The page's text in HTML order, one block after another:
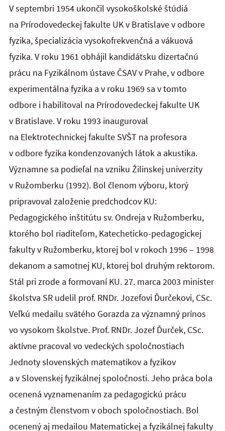
V septembri 1954 ukončil vysokoškolské štúdiá
na Prírodovedeckej fakulte UK v Bratislave v odbore
fyzika, špecializácia vysokofrekvenčná a vákuová
fyzika. V roku 1961 obhájil kandidátsku dizertačnú
prácu na Fyzikálnom ústave ČSAV v Prahe, v odbore
experimentálna fyzika a v roku 1969 sa v tomto
odbore i habilitoval na Prírodovedeckej fakulte UK
v Bratislave. V roku 1993 inauguroval
na Elektrotechnickej fakulte SVŠT na profesora
v odbore fyzika kondenzovaných látok a akustika.
Významne sa podieľal na vzniku Žilinskej univerzity
v Ružomberku (1992). Bol členom výboru, ktorý
pripravoval založenie predchodcov KU:
Pedagogického inštitútu sv. Ondreja v Ružomberku,
ktorého bol riaditeľom, Katecheticko-pedagogickej
fakulty v Ružomberku, ktorej bol v rokoch 1996 – 1998
dekanom a samotnej KU, ktorej bol druhým rektorom.
Stál pri zrode a formovaní KU. 27. marca 2003 minister
školstva SR udelil prof. RNDr. Jozefovi Ďurčekovi, CSc.
Veľkú medailu svätého Gorazda za významný prínos
vo vysokom školstve. Prof. RNDr. Jozef Ďurček, CSc.
aktívne pracoval vo vedeckých spoločnostiach
Jednoty slovenských matematikov a fyzikov
a v Slovenskej fyzikálnej spoločnosti. Jeho práca bola
ocenená vyznamenaním za pedagogickú prácu
a čestným členstvom v oboch spoločnostiach. Bol
ocenený aj medailou Matematickej a fyzikálnej fakulty